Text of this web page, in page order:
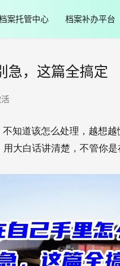
案托管中心 档案补办平台
急，这篇全搞定
知道该怎么处理，越想越
大白话讲清楚，不管你